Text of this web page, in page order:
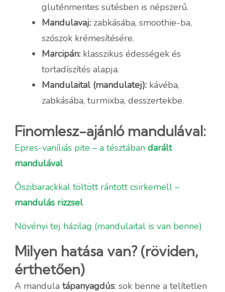
gluténmentes sütésben is népszerű.
Mandulavaj: zabkásába, smoothie-ba,
szószok krémesítésére.
Marcipán: klasszikus édességek és
tortadíszítés alapja.
Mandulaital (mandulatej): kávéba,
zabkásába, turmixba, desszertekbe.
Finomlesz-ajánló mandulával:
Epres-vaníliás pite – a tésztában darált
mandulával
Őszibarackkal töltött rántott csirkemell –
mandulás rizzsel
Növényi tej házilag (mandulaital is van benne)
Milyen hatása van? (röviden,
érthetően)
A mandula tápanyagdús: sok benne a telítetlen